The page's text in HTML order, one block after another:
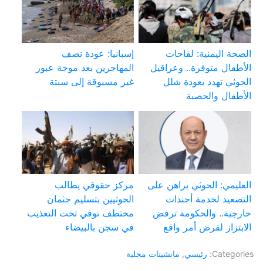
الصحة اليمنية: لقاحات
الأطفال متوفرة.. وعراقيل
الحوثي تهدد بعودة شلل
الأطفال والحصبة
إسبانيا: عودة نصف
المهاجرين بعد موجة عبور
غير مسبوقة إلى سبتة
العليمي: الحوثي يراهن على
التصعيد لخدمة أجندات
خارجية.. والحكومة ترفض
الابتزاز لفرض أمر واقع
مركز حقوقي يطالب
الحوثيين بتسليم جثمان
مختطف توفي تحت التعذيب
في سجن بالبيضاء
Categories: رئيسي, مانشيتات محلية